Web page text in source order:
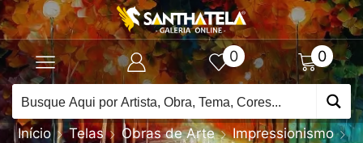
0 0
Início Telas Obras de Arte
Impressionismo